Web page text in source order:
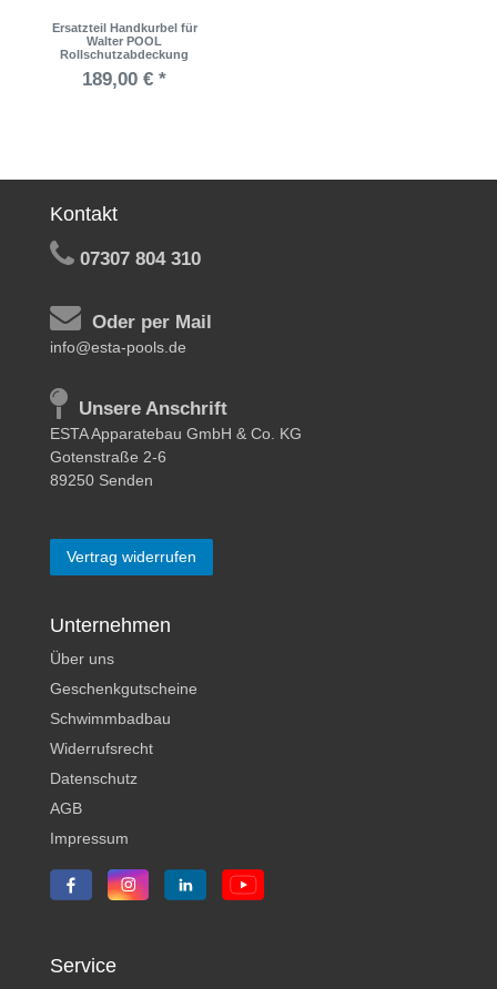
Ersatzteil Handkurbel für
Walter POOL
Rollschutzabdeckung
189,00 € *
Kontakt
07307 804 310
Oder per Mail
info@esta-pools.de
Unsere Anschrift
ESTA Apparatebau GmbH & Co. KG
Gotenstraße 2-6
89250 Senden
Vertrag widerrufen
Unternehmen
Über uns
Geschenkgutscheine
Schwimmbadbau
Widerrufsrecht
Datenschutz
AGB
Impressum
Service